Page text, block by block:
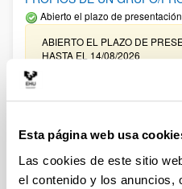
Esta página web usa
Las cookies de este sitio
el contenido y los anuncios,
Abierto el plazo de
ABIERTO EL PLAZO DE
HASTA EL 14/08/2026
Ayudas para financiación de
UPV/EHU 2026
Trámite abierto
25/03/2026: Corrección de
solicitudes admitidas y